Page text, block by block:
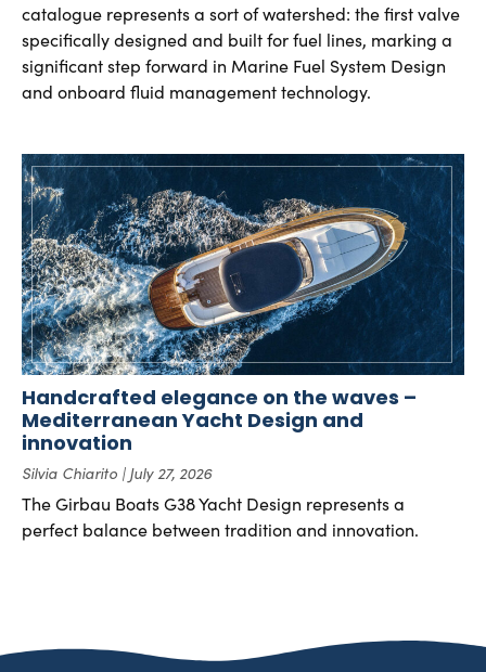
catalogue represents a sort of watershed: the first valve
specifically designed and built for fuel lines, marking a
significant step forward in Marine Fuel System Design
and onboard fluid management technology.
Handcrafted elegance on the waves –
Mediterranean Yacht Design and
innovation
Silvia Chiarito July 27, 2026
The Girbau Boats G38 Yacht Design represents a
perfect balance between tradition and innovation.